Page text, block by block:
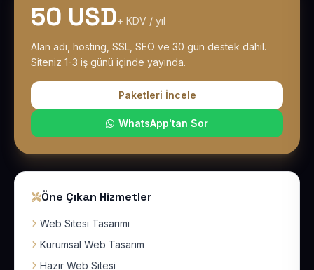
50 USD+ KDV / yıl
Alan adı, hosting, SSL, SEO ve 30 gün destek dahil.
Siteniz 1-3 iş günü içinde yayında.
Paketleri İncele
WhatsApp'tan Sor
Öne Çıkan Hizmetler
Web Sitesi Tasarımı
Kurumsal Web Tasarım
Hazır Web Sitesi